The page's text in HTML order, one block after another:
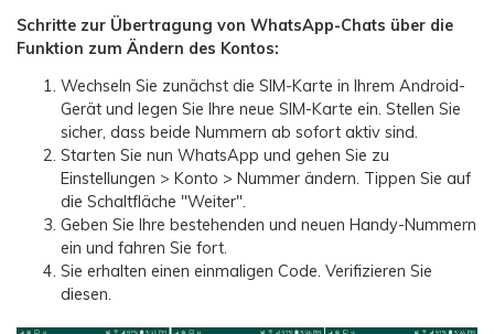
Schritte zur Übertragung von WhatsApp-Chats über die
Funktion zum Ändern des Kontos:
Wechseln Sie zunächst die SIM-Karte in Ihrem Android-
Gerät und legen Sie Ihre neue SIM-Karte ein. Stellen Sie
sicher, dass beide Nummern ab sofort aktiv sind.
Starten Sie nun WhatsApp und gehen Sie zu
Einstellungen > Konto > Nummer ändern. Tippen Sie auf
die Schaltfläche "Weiter".
Geben Sie Ihre bestehenden und neuen Handy-Nummern
ein und fahren Sie fort.
Sie erhalten einen einmaligen Code. Verifizieren Sie
diesen.